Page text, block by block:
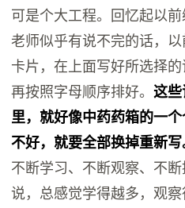
可是个大工程。回忆起以
老师似乎有说不完的话，
卡片，在上面写好所选择的
再按照字母顺序排好。这
里，就好像中药药箱的一
不好，就要全部换掉重新写
不断学习、不断观察、不
说，总感觉学得越多，观